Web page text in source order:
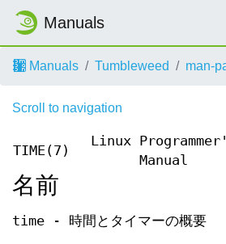
Manuals
Manuals Tumbleweed man-
Scroll to navigation
TIME(7)
Linux
Manual
名前
time - 時間とタイマーの概要